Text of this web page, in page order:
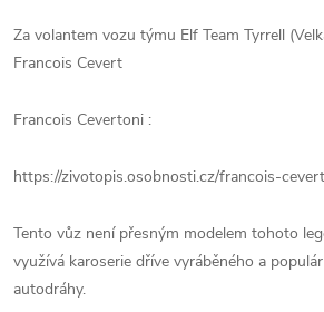
Za volantem vozu týmu Elf Team Tyrrell
Francois Cevert
Francois Cevertoni :
https://zivotopis.osobnosti.cz/francois-
Tento vůz není přesným modelem tohoto
využívá karoserie dříve vyráběného a
autodráhy.